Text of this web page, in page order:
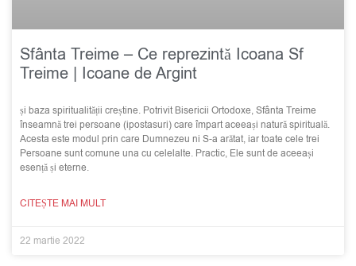
Sfânta Treime – Ce reprezintă Icoana Sf
Treime | Icoane de Argint
și baza spiritualității creștine. Potrivit Bisericii Ortodoxe, Sfânta Treime
înseamnă trei persoane (ipostasuri) care împart aceeași natură spirituală.
Acesta este modul prin care Dumnezeu ni S-a arătat, iar toate cele trei
Persoane sunt comune una cu celelalte. Practic, Ele sunt de aceeași
esență și eterne.
CITEȘTE MAI MULT
22 martie 2022